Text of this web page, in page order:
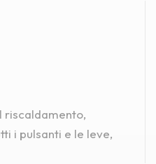
riscaldamento,
i pulsanti e le leve,